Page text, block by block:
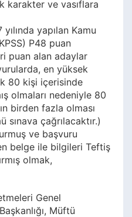
karakter ve vasıflara
yapılan Kamu
P48 puan
puan alan adaylar
en yüksek
80 kişi içerisinde
olmaları nedeniyle 80
birden fazla olması
sınava çağrılacaktır.)
ve başvuru
belge ile bilgileri Teftiş
olmak,
Genel
Müftü